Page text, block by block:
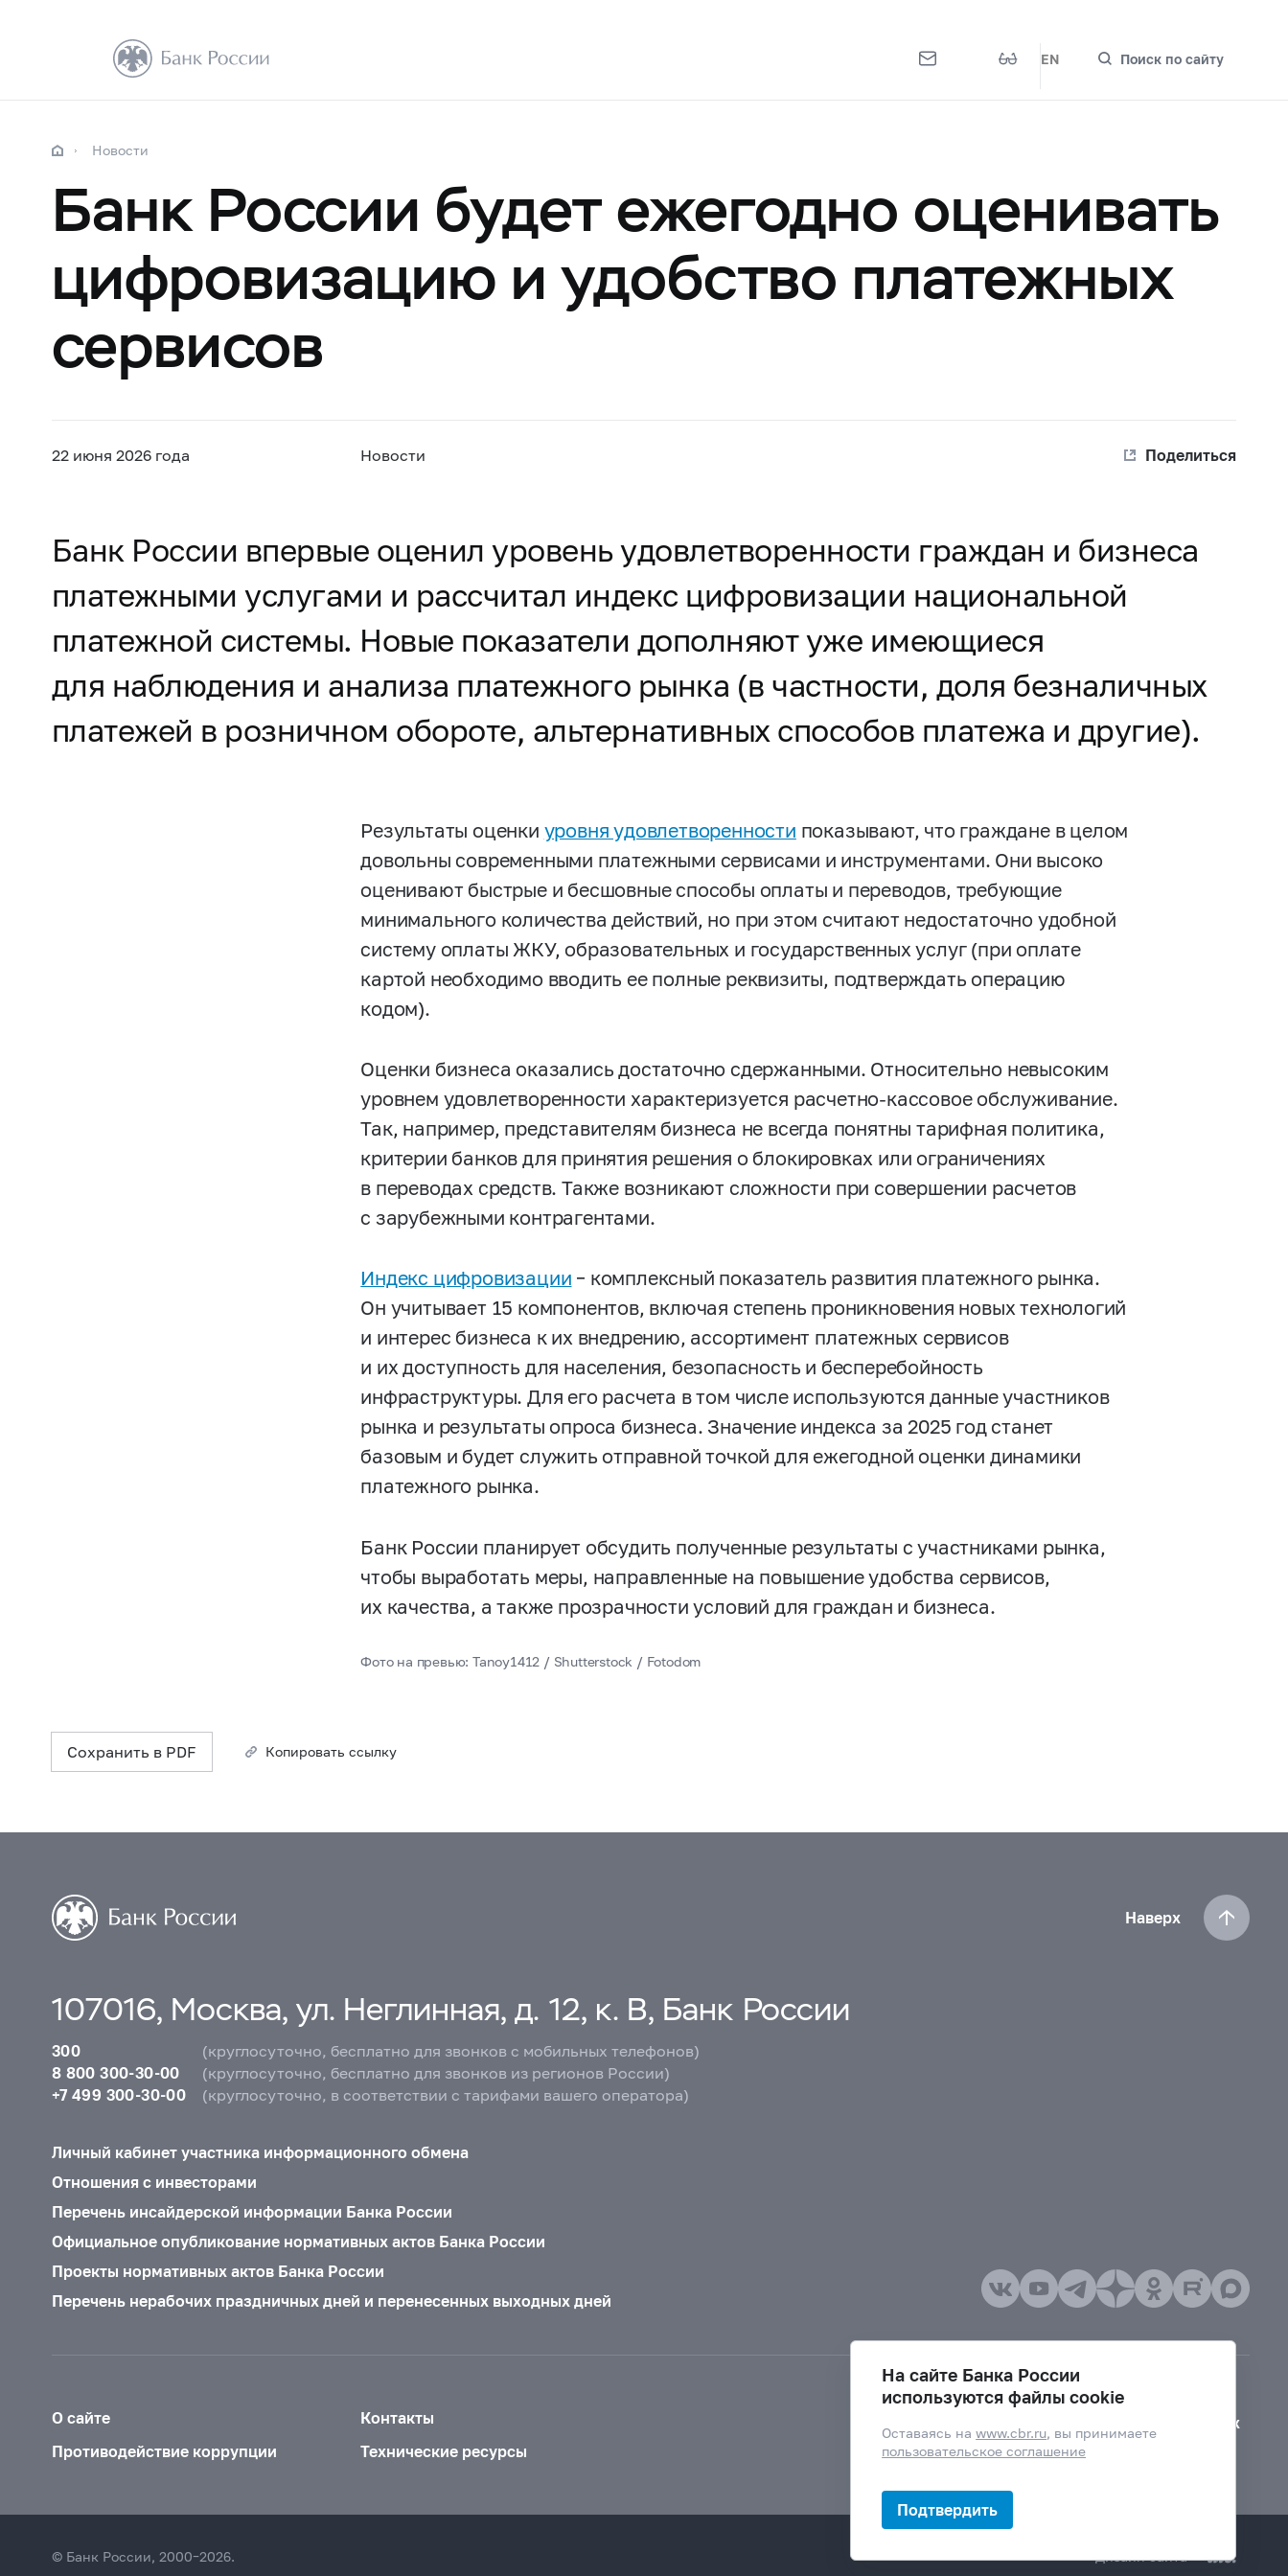
EN Поиск по сайту
Новости
Банк России будет ежегодно оценивать
цифровизацию и удобство платежных
сервисов
22 июня 2026 года Новости Поделиться
Банк России впервые оценил уровень удовлетворенности граждан и бизнеса
платежными услугами и рассчитал индекс цифровизации национальной
платежной системы. Новые показатели дополняют уже имеющиеся
для наблюдения и анализа платежного рынка (в частности, доля безналичных
платежей в розничном обороте, альтернативных способов платежа и другие).
Результаты оценки уровня удовлетворенности показывают, что граждане в целом
довольны современными платежными сервисами и инструментами. Они высоко
оценивают быстрые и бесшовные способы оплаты и переводов, требующие
минимального количества действий, но при этом считают недостаточно удобной
систему оплаты ЖКУ, образовательных и государственных услуг (при оплате
картой необходимо вводить ее полные реквизиты, подтверждать операцию
кодом).
Оценки бизнеса оказались достаточно сдержанными. Относительно невысоким
уровнем удовлетворенности характеризуется расчетно-кассовое обслуживание.
Так, например, представителям бизнеса не всегда понятны тарифная политика,
критерии банков для принятия решения о блокировках или ограничениях
в переводах средств. Также возникают сложности при совершении расчетов
с зарубежными контрагентами.
Индекс цифровизации – комплексный показатель развития платежного рынка.
Он учитывает 15 компонентов, включая степень проникновения новых технологий
и интерес бизнеса к их внедрению, ассортимент платежных сервисов
и их доступность для населения, безопасность и бесперебойность
инфраструктуры. Для его расчета в том числе используются данные участников
рынка и результаты опроса бизнеса. Значение индекса за 2025 год станет
базовым и будет служить отправной точкой для ежегодной оценки динамики
платежного рынка.
Банк России планирует обсудить полученные результаты с участниками рынка,
чтобы выработать меры, направленные на повышение удобства сервисов,
их качества, а также прозрачности условий для граждан и бизнеса.
Фото на превью: Tanoy1412 / Shutterstock / Fotodom
Сохранить в PDF Копировать ссылку
Наверх
107016, Москва, ул. Неглинная, д. 12, к. В, Банк России
300
(круглосуточно, бесплатно для звонков с мобильных телефонов)
8 800 300-30-00
(круглосуточно, бесплатно для звонков из регионов России)
+7 499 300-30-00
(круглосуточно, в соответствии с тарифами вашего оператора)
Личный кабинет участника информационного обмена
Отношения с инвесторами
Перечень инсайдерской информации Банка России
Официальное опубликование нормативных актов Банка России
Проекты нормативных актов Банка России
Перечень нерабочих праздничных дней и перенесенных выходных дней
О сайте
Контакты
Противодействие коррупции
Технические ресурсы
Версия для слабовидящих
© Банк России, 2000–2026. Дизайн сайта —
На сайте Банка России
используются файлы cookie
Оставаясь наwww.cbr.ru, вы принимаете
пользовательское соглашение
Подтвердить